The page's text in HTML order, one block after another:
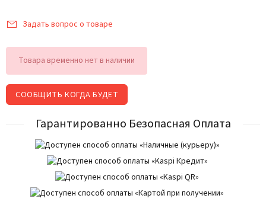
Задать вопрос о товаре
Товара временно нет в наличии
СООБЩИТЬ КОГДА БУДЕТ
Гарантированно Безопасная Оплата